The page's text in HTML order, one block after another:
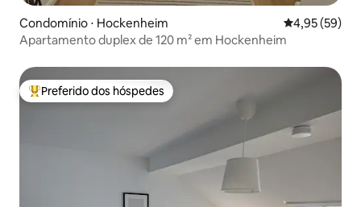
Condomínio ⋅ Hockenheim 4,95 de uma
4,95 (59)
Apartamento duplex de 120 m² em Hockenheim
Entre os melhores preferidos dos hóspedes
Preferido dos hóspedes